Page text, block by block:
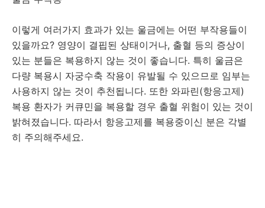
이렇게 여러가지 효과가 있는 울금에는 어떤 부작용들이
있을까요? 영양이 결핍된 상태이거나, 출혈 등의 증상이
있는 분들은 복용하지 않는 것이 좋습니다. 특히 울금은
다량 복용시 자궁수축 작용이 유발될 수 있으므로 임부는
사용하지 않는 것이 추천됩니다. 또한 와파린(항응고제)
복용 환자가 커큐민을 복용할 경우 출혈 위험이 있는 것이
밝혀졌습니다. 따라서 항응고제를 복용중이신 분은 각별
히 주의해주세요.